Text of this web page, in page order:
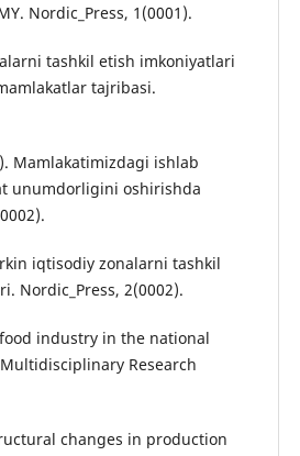
Nordic_Press, 1(0001).
tashkil etish imkoniyatlari
tajribasi.
Mamlakatimizdagi ishlab
unumdorligini oshirishda
iqtisodiy zonalarni tashkil
Nordic_Press, 2(0002).
industry in the national
Research
changes in production